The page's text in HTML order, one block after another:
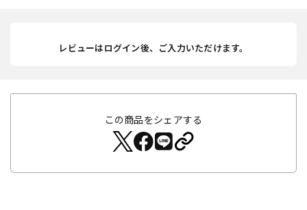
レビューはログイン後、ご入力いただけます。
この商品をシェアする